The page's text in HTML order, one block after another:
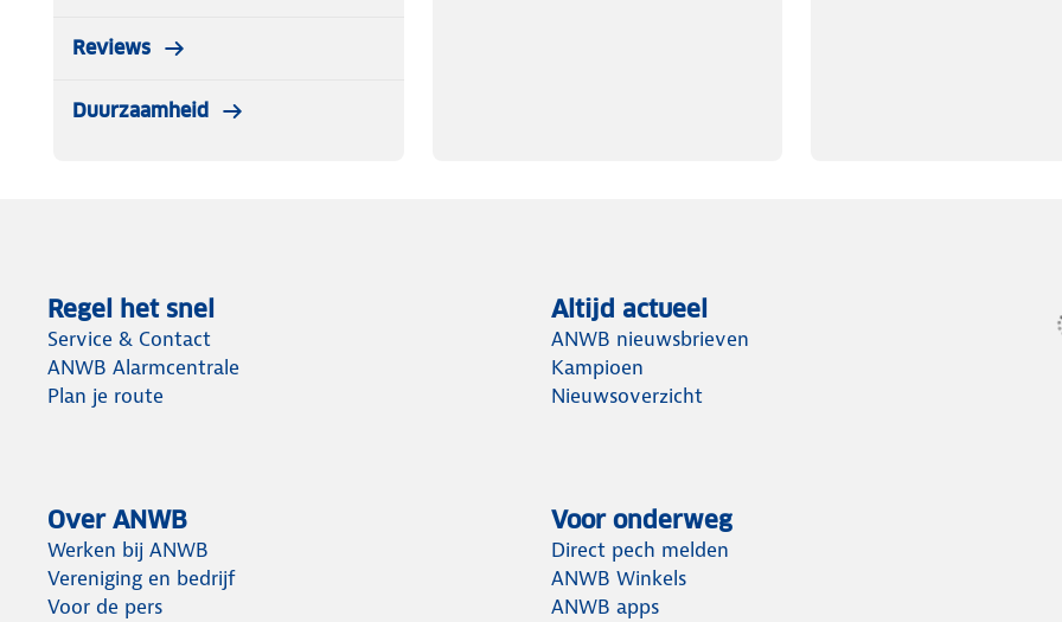
Reviews
Duurzaamheid
Regel het snel
Service & Contact
ANWB Alarmcentrale
Plan je route
Altijd actueel
ANWB nieuwsbrieven
Kampioen
Nieuwsoverzicht
Over ANWB
Werken bij ANWB
Vereniging en bedrijf
Voor de pers
Voor onderweg
Direct pech melden
ANWB Winkels
ANWB apps